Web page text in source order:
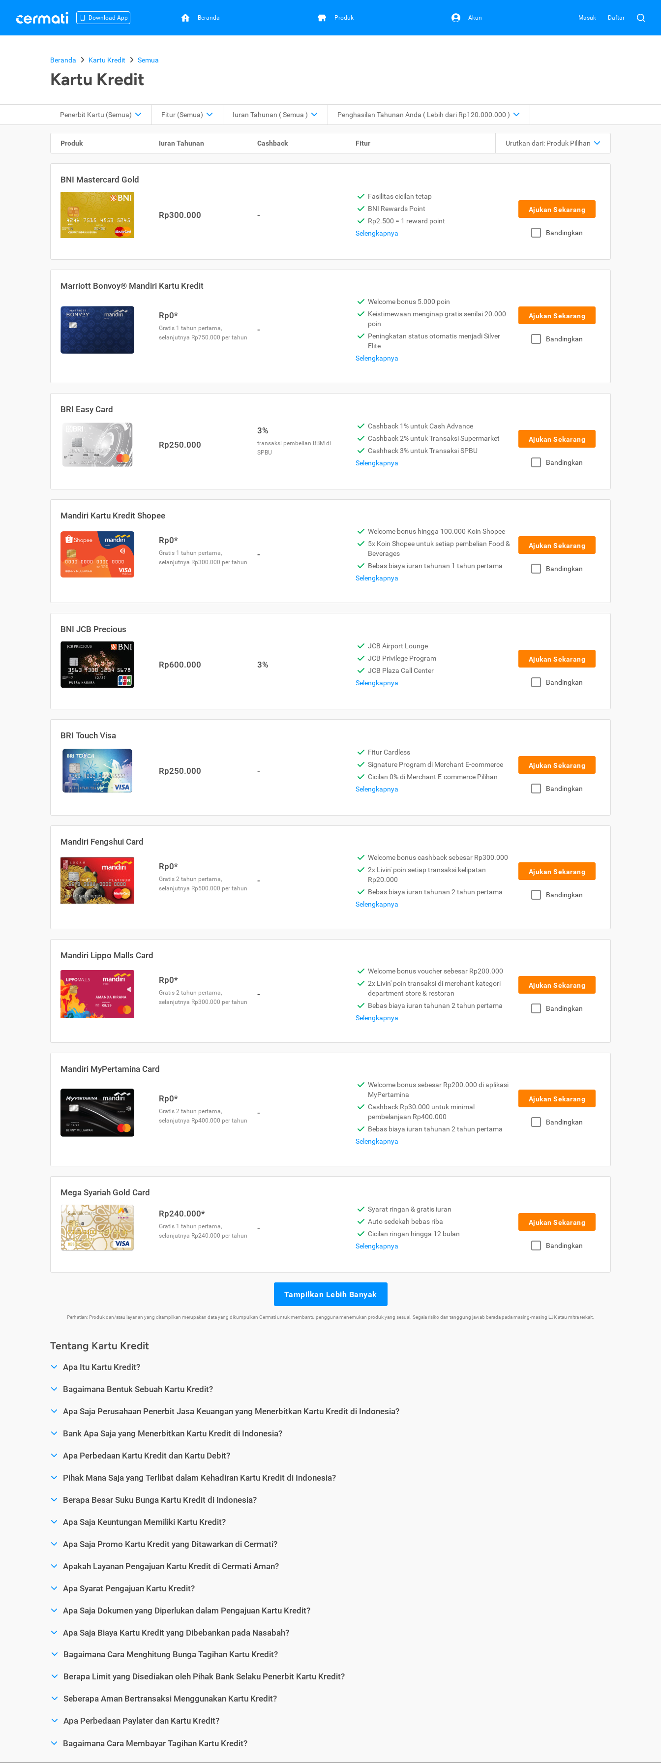
Download App Beranda Produk Akun Masuk Daftar
Beranda Kartu Kredit Semua
Kartu Kredit
Penerbit Kartu (Semua) Fitur (Semua) Iuran Tahunan ( Semua ) Penghasilan Tahunan Anda ( Lebih dari Rp120.000.000 )
Produk Iuran Tahunan Cashback Fitur Urutkan dari: Produk Pilihan
BNI Mastercard Gold
Rp300.000 -
Fasilitas cicilan tetap
BNI Rewards Point
Rp2.500 = 1 reward point
Selengkapnya
Ajukan Sekarang
Bandingkan
Marriott Bonvoy® Mandiri Kartu Kredit
Rp0*
Gratis 1 tahun pertama,
selanjutnya Rp750.000 per tahun
-
Welcome bonus 5.000 poin
Keistimewaan menginap gratis senilai 20.000
poin
Peningkatan status otomatis menjadi Silver
Elite
Selengkapnya
Ajukan Sekarang
Bandingkan
BRI Easy Card
Rp250.000
3%
transaksi pembelian BBM di
SPBU
Cashback 1% untuk Cash Advance
Cashback 2% untuk Transaksi Supermarket
Cashhack 3% untuk Transaksi SPBU
Selengkapnya
Ajukan Sekarang
Bandingkan
Mandiri Kartu Kredit Shopee
Rp0*
Gratis 1 tahun pertama,
selanjutnya Rp300.000 per tahun
-
Welcome bonus hingga 100.000 Koin Shopee
5x Koin Shopee untuk setiap pembelian Food &
Beverages
Bebas biaya iuran tahunan 1 tahun pertama
Selengkapnya
Ajukan Sekarang
Bandingkan
BNI JCB Precious
Rp600.000 3%
JCB Airport Lounge
JCB Privilege Program
JCB Plaza Call Center
Selengkapnya
Ajukan Sekarang
Bandingkan
BRI Touch Visa
Rp250.000 -
Fitur Cardless
Signature Program di Merchant E-commerce
Cicilan 0% di Merchant E-commerce Pilihan
Selengkapnya
Ajukan Sekarang
Bandingkan
Mandiri Fengshui Card
Rp0*
Gratis 2 tahun pertama,
selanjutnya Rp500.000 per tahun
-
Welcome bonus cashback sebesar Rp300.000
2x Livin' poin setiap transaksi kelipatan
Rp20.000
Bebas biaya iuran tahunan 2 tahun pertama
Selengkapnya
Ajukan Sekarang
Bandingkan
Mandiri Lippo Malls Card
Rp0*
Gratis 2 tahun pertama,
selanjutnya Rp300.000 per tahun
-
Welcome bonus voucher sebesar Rp200.000
2x Livin' poin transaksi di merchant kategori
department store & restoran
Bebas biaya iuran tahunan 2 tahun pertama
Selengkapnya
Ajukan Sekarang
Bandingkan
Mandiri MyPertamina Card
Rp0*
Gratis 2 tahun pertama,
selanjutnya Rp400.000 per tahun
-
Welcome bonus sebesar Rp200.000 di aplikasi
MyPertamina
Cashback Rp30.000 untuk minimal
pembelanjaan Rp400.000
Bebas biaya iuran tahunan 2 tahun pertama
Selengkapnya
Ajukan Sekarang
Bandingkan
Mega Syariah Gold Card
Rp240.000*
Gratis 1 tahun pertama,
selanjutnya Rp240.000 per tahun
-
Syarat ringan & gratis iuran
Auto sedekah bebas riba
Cicilan ringan hingga 12 bulan
Selengkapnya
Ajukan Sekarang
Bandingkan
Tampilkan Lebih Banyak
Perhatian: Produk dan/atau layanan yang ditampilkan merupakan data yang dikumpulkan Cermati untuk membantu pengguna menemukan produk yang sesuai. Segala risiko dan tanggung jawab berada pada masing-masing LJK atau mitra terkait.
Tentang Kartu Kredit
Apa Itu Kartu Kredit?
Bagaimana Bentuk Sebuah Kartu Kredit?
Apa Saja Perusahaan Penerbit Jasa Keuangan yang Menerbitkan Kartu Kredit di Indonesia?
Bank Apa Saja yang Menerbitkan Kartu Kredit di Indonesia?
Apa Perbedaan Kartu Kredit dan Kartu Debit?
Pihak Mana Saja yang Terlibat dalam Kehadiran Kartu Kredit di Indonesia?
Berapa Besar Suku Bunga Kartu Kredit di Indonesia?
Apa Saja Keuntungan Memiliki Kartu Kredit?
Apa Saja Promo Kartu Kredit yang Ditawarkan di Cermati?
Apakah Layanan Pengajuan Kartu Kredit di Cermati Aman?
Apa Syarat Pengajuan Kartu Kredit?
Apa Saja Dokumen yang Diperlukan dalam Pengajuan Kartu Kredit?
Apa Saja Biaya Kartu Kredit yang Dibebankan pada Nasabah?
Bagaimana Cara Menghitung Bunga Tagihan Kartu Kredit?
Berapa Limit yang Disediakan oleh Pihak Bank Selaku Penerbit Kartu Kredit?
Seberapa Aman Bertransaksi Menggunakan Kartu Kredit?
Apa Perbedaan Paylater dan Kartu Kredit?
Bagaimana Cara Membayar Tagihan Kartu Kredit?